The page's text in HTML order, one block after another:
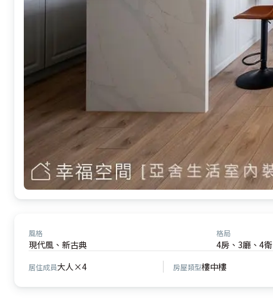
風格
現代風、新古典
格局
4房、3廳、4衛
居住成員大人×4 房屋類型樓中樓